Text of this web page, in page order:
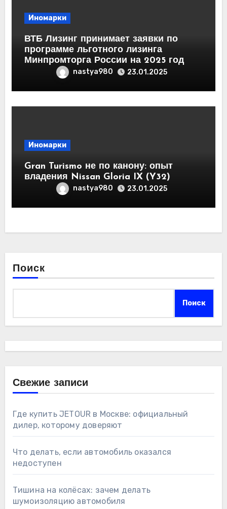
Иномарки
ВТБ Лизинг принимает заявки по
программе льготного лизинга
Минпромторга России на 2025 год
nastya980 23.01.2025
Иномарки
Gran Turismo не по канону: опыт
владения Nissan Gloria IX (Y32)
nastya980 23.01.2025
Поиск
Поиск
Свежие записи
Где купить JETOUR в Москве: официальный
дилер, которому доверяют
Что делать, если автомобиль оказался
недоступен
Тишина на колёсах: зачем делать
шумоизоляцию автомобиля